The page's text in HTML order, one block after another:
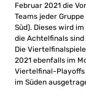
Februar 2021 die
Teams jeder
Süd). Dieses wird
die Achtelfinals sind
Die
2021 ebenfalls im
Viertelfinal-Playoffs
im Süden